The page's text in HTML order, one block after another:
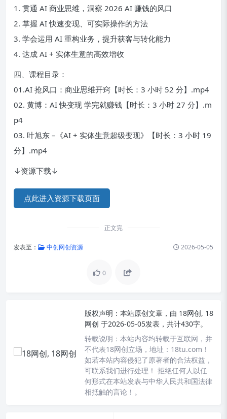
1. 贯通 AI 商业思维，洞察 2026 AI 赚钱的风口
2. 掌握 AI 快速变现、可实际操作的方法
3. 学会运用 AI 重构业务，提升获客与转化能力
4. 达成 AI + 实体生意的高效增收
四、课程目录：
01.AI 抢风口：商业思维开窍【时长：3 小时 52 分】.mp4
02. 黄博：AI 快变现 学完就赚钱【时长：3 小时 27 分】.m
p4
03. 叶旭东 –《AI + 实体生意超级变现》【时长：3 小时 19
分】.mp4
↓资源下载↓
点此进入资源下载页面
正文完
发表至： 中创网创资源 2026-05-05
0
版权声明： 本站原创文章，由 18网创, 18
网创 于2026-05-05发表，共计430字。
转载说明： 本站内容均转载于互联网，并
不代表18网创立场，地址：18tu.com！
如若本站内容侵犯了原著者的合法权益，
可联系我们进行处理！ 拒绝任何人以任
何形式在本站发表与中华人民共和国法律
相抵触的言论！。